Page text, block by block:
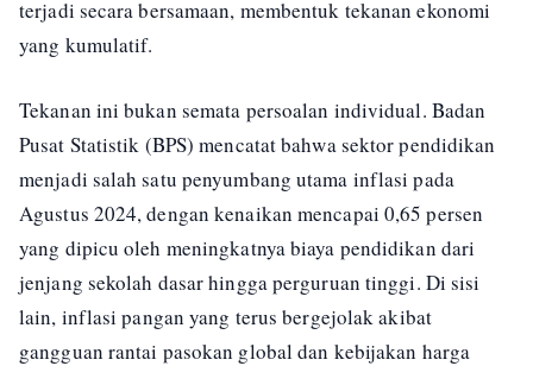
terjadi secara bersamaan, membentuk tekanan ekonomi
yang kumulatif.
Tekanan ini bukan semata persoalan individual. Badan
Pusat Statistik (BPS) mencatat bahwa sektor pendidikan
menjadi salah satu penyumbang utama inflasi pada
Agustus 2024, dengan kenaikan mencapai 0,65 persen
yang dipicu oleh meningkatnya biaya pendidikan dari
jenjang sekolah dasar hingga perguruan tinggi. Di sisi
lain, inflasi pangan yang terus bergejolak akibat
gangguan rantai pasokan global dan kebijakan harga